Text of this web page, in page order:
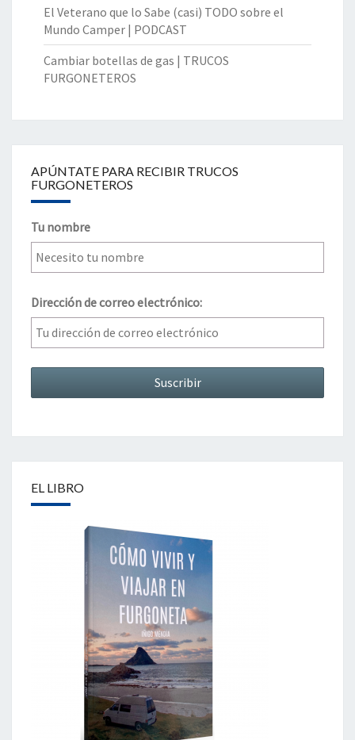
El Veterano que lo Sabe (casi) TODO sobre el
Mundo Camper | PODCAST
Cambiar botellas de gas | TRUCOS
FURGONETEROS
APÚNTATE PARA RECIBIR TRUCOS
FURGONETEROS
Tu nombre
Dirección de correo electrónico:
EL LIBRO